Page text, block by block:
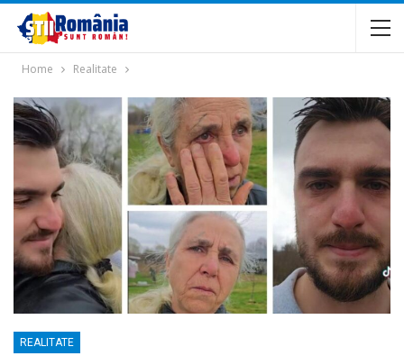
Home Realitate
REALITATE